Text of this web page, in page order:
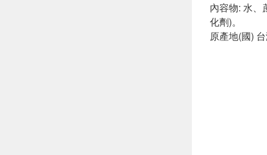
內容物: 水、
化劑)。
原產地(國)